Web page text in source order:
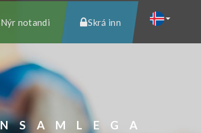
Nýr notandi Skrá inn